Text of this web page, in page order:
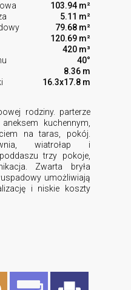
103.94 m²
5.11 m²
79.68 m²
120.69 m²
420 m³
40°
8.36 m
16.3x17.8 m
rodziny. parterze
kuchennym,
na taras, pokój.
wiatrołap i
trzy pokoje,
Zwarta bryła
umożliwiają
i niskie koszty